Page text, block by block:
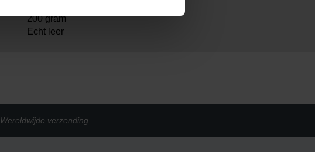
200 gram
Echt leer
Wereldwijde verzending